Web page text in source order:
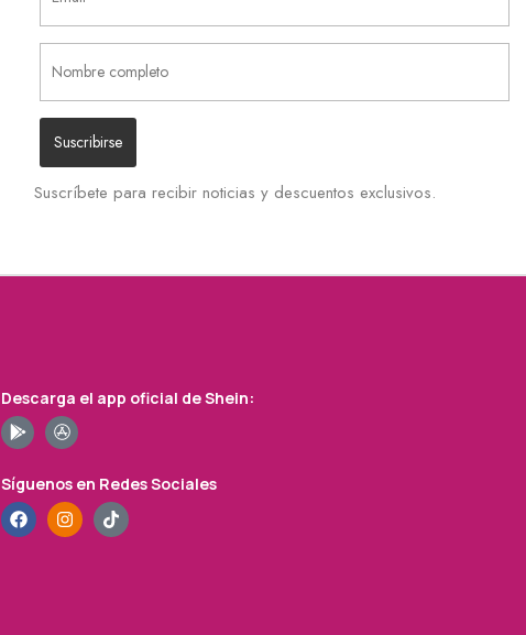
Suscríbete para recibir noticias y descuentos exclusivos.
Descarga el app oficial de Shein:
Síguenos en Redes Sociales